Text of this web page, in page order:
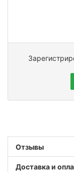
Отзывы
Доставка и